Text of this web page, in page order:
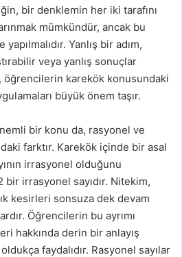
bir denklemin her iki tarafını
mümkündür, ancak bu
Yanlış bir adım,
veya yanlış sonuçlar
karekök konusundaki
büyük önem taşır.
bir konu da, rasyonel ve
farktır. Karekök içinde bir asal
irrasyonel olduğunu
irrasyonel sayıdır. Nitekim,
kesirleri sonsuza dek devam
Öğrencilerin bu ayrımı
hakkında derin bir anlayış
faydalıdır. Rasyonel sayılar